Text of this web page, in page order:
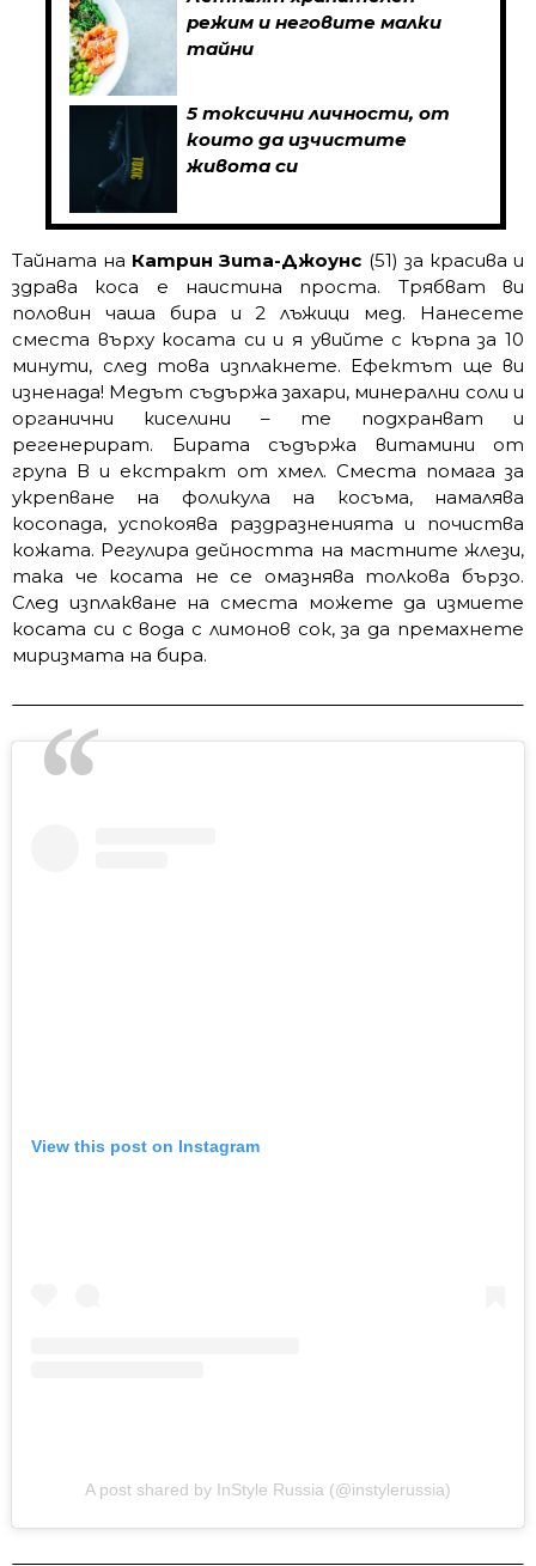
режим и неговите малки
тайни
5 токсични личности, от
които да изчистите
живота си
Тайната на Катрин Зита-Джоунс (51) за красива и
здрава коса е наистина проста. Трябват ви
половин чаша бира и 2 лъжици мед. Нанесете
сместа върху косата си и я увийте с кърпа за 10
минути, след това изплакнете. Ефектът ще ви
изненада! Медът съдържа захари, минерални соли и
органични киселини – те подхранват и
регенерират. Бирата съдържа витамини от
група В и екстракт от хмел. Сместа помага за
укрепване на фоликула на косъма, намалява
косопада, успокоява раздразненията и почиства
кожата. Регулира дейността на мастните жлези,
така че косата не се омазнява толкова бързо.
След изплакване на сместа можете да измиете
косата си с вода с лимонов сок, за да премахнете
миризмата на бира.
View this post on Instagram
A post shared by InStyle Russia (@instylerussia)